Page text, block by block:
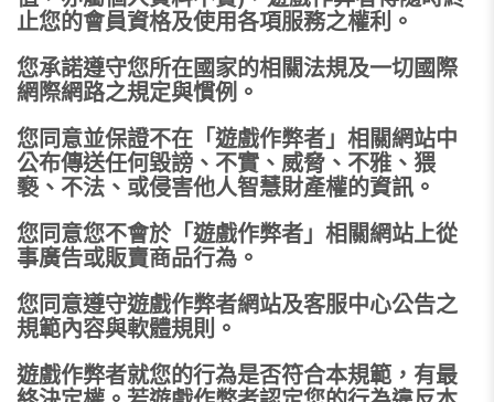
止您的會員資格及使用各項服務之權利。
您承諾遵守您所在國家的相關法規及一切國際
網際網路之規定與慣例。
您同意並保證不在「遊戲作弊者」相關網站中
公布傳送任何毀謗、不實、威脅、不雅、猥
褻、不法、或侵害他人智慧財產權的資訊。
您同意您不會於「遊戲作弊者」相關網站上從
事廣告或販賣商品行為。
您同意遵守遊戲作弊者網站及客服中心公告之
規範內容與軟體規則。
遊戲作弊者就您的行為是否符合本規範，有最